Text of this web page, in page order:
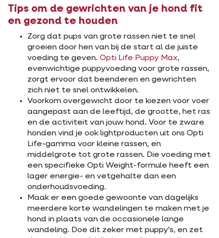
Tips om de gewrichten van je hond fit
en gezond te houden
Zorg dat pups van grote rassen niet te snel
groeien door hen van bij de start al de juiste
voeding te geven. Opti Life Puppy Max,
evenwichtige puppyvoeding voor grote rassen,
zorgt ervoor dat beenderen en gewrichten
zich niet te snel ontwikkelen.
Voorkom overgewicht door te kiezen voor voer
aangepast aan de leeftijd, de grootte, het ras
en de activiteit van jouw hond. Voor te zware
honden vind je ook lightproducten uit ons Opti
Life-gamma voor kleine rassen, en
middelgrote tot grote rassen. Die voeding met
een specifieke Opti Weight-formule heeft een
lager energie- en vetgehalte dan een
onderhoudsvoeding.
Maak er een goede gewoonte van dagelijks
meerdere korte wandelingen te maken met je
hond in plaats van de occasionele lange
wandeling. Doe dit zeker met puppy's, en zet